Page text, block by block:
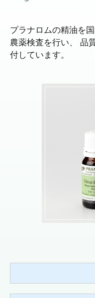
プラナロムの精油を
農薬検査を行い、
品
付しています。